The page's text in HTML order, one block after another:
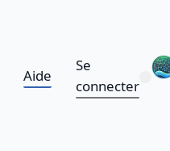
Aide
Se
connecter